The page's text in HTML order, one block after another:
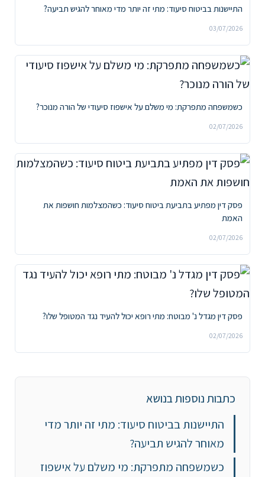
התיישנות בביטוח סיעוד: מתי זה יותר מדי מאוחר להגיש תביעה?
03/07/2026
כשמשפחה מתפרקת: מי משלם על אישפוז סיעודי של הורה מנוכר?
02/07/2026
פסק דין מפתיע בתביעת ביטוח סיעוד: כשהמצלמות חושפות את
האמת
02/07/2026
פסק דין מגדל נ' מבוטח: מתי רופא יכול להעיד נגד המטופל שלו?
02/07/2026
כתבות נוספות בנושא
התיישנות בביטוח סיעוד: מתי זה יותר מדי
מאוחר להגיש תביעה?
כשמשפחה מתפרקת: מי משלם על אישפוז